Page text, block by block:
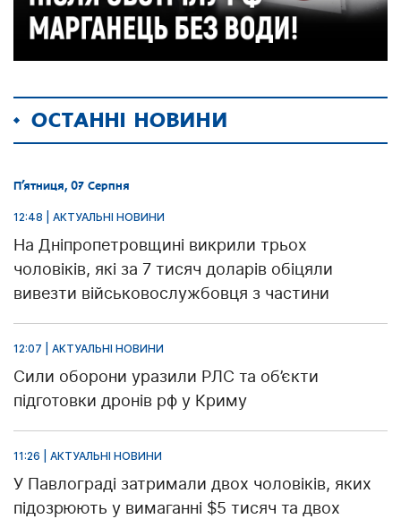
ОСТАННІ НОВИНИ
П’ятниця, 07 Серпня
12:48 | АКТУАЛЬНІ НОВИНИ
На Дніпропетровщині викрили трьох
чоловіків, які за 7 тисяч доларів обіцяли
вивезти військовослужбовця з частини
12:07 | АКТУАЛЬНІ НОВИНИ
Сили оборони уразили РЛС та об’єкти
підготовки дронів рф у Криму
11:26 | АКТУАЛЬНІ НОВИНИ
У Павлограді затримали двох чоловіків, яких
підозрюють у вимаганні $5 тисяч та двох